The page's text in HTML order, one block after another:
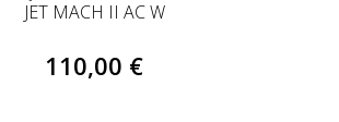
JET MACH II AC W
110,00 €